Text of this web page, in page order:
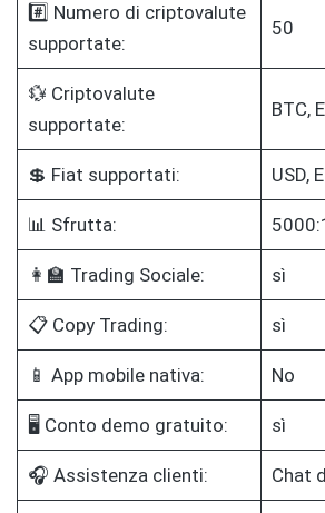
#️⃣ Numero di criptovalute
supportate:
50
💱 Criptovalute
supportate:
BTC,
💲 Fiat supportati: USD,
📊 Sfrutta:
👩‍🏫 Trading Sociale: sì
📋 Copy Trading: sì
📱 App mobile nativa: No
🖥️ Conto demo gratuito: sì
🎧 Assistenza clienti: Chat